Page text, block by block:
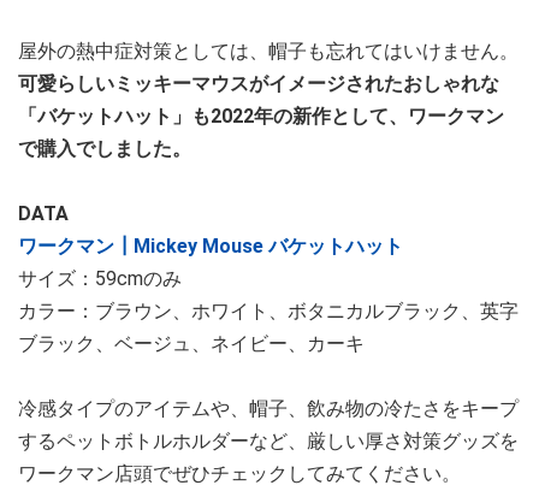
屋外の熱中症対策としては、帽子も忘れてはいけません。
可愛らしいミッキーマウスがイメージされたおしゃれな
「バケットハット」も2022年の新作として、ワークマン
で購入でしました。
DATA
ワークマン┃Mickey Mouse バケットハット
サイズ：59cmのみ
カラー：ブラウン、ホワイト、ボタニカルブラック、英字
ブラック、ベージュ、ネイビー、カーキ
冷感タイプのアイテムや、帽子、飲み物の冷たさをキープ
するペットボトルホルダーなど、厳しい厚さ対策グッズを
ワークマン店頭でぜひチェックしてみてください。